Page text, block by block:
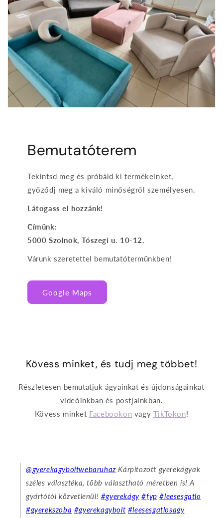
Bemutatóterem
Tekintsd meg és próbáld ki termékeinket,
győződj meg a kiváló minőségről személyesen.
Látogass el hozzánk!
Címünk:
5000 Szolnok, Tószegi u. 10-12.
Várunk szeretettel bemutatótermünkben!
Google Maps
Kövess minket, és tudj meg többet!
Részletesen bemutatjuk ágyainkat és újdonságainkat
videóinkban és postjainkban.
Kövess minket Facebookon vagy TikTokon!
@gyerekagyboltwebaruhazKárpitozott gyerekágyak
széles választéka, több választható méretben is! A
gyártótól közvetlenül! #gyerekágy #fyp #leesesgatlo
#gyerekszoba #gyerekagybolt #leesesgatlosagy